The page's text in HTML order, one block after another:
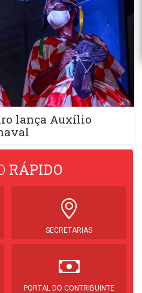
lança Auxílio
RÁPIDO
SECRETARIAS
PORTAL DO CONTRIBUINTE